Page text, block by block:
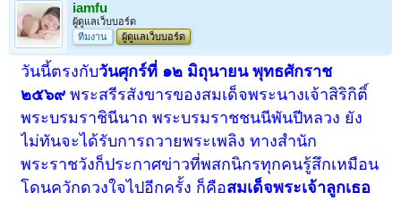
iamfu
ผู้ดูแลเว็บบอร์ด
ทีมงาน
ผู้ดูแลเว็บบอร์ด
วันนี้ตรงกับวันศุกร์ที่ ๑๒ มิถุนายน พุทธศักราช
๒๕๖๙ พระสรีรสังขารของสมเด็จพระนางเจ้าสิริกิติ์
พระบรมราชินีนาถ พระบรมราชชนนีพันปีหลวง ยัง
ไม่ทันจะได้รับการถวายพระเพลิง ทางสำนัก
พระราชวังก็ประกาศข่าวที่พสกนิกรทุกคนรู้สึกเหมือน
โดนควักดวงใจไปอีกครั้ง ก็คือสมเด็จพระเจ้าลูกเธอ